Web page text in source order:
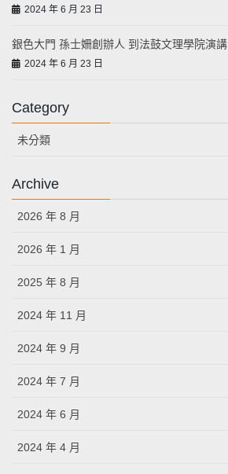
2024 年 6 月 23 日
銀色大門 孫士姍創辦人 到法鼓文理學院演講
2024 年 6 月 23 日
Category
未分類
Archive
2026 年 8 月
2026 年 1 月
2025 年 8 月
2024 年 11 月
2024 年 9 月
2024 年 7 月
2024 年 6 月
2024 年 4 月